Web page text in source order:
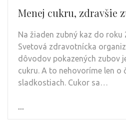
Menej cukru, zdravšie
Na žiaden zubný kaz do roku
Svetová zdravotnícka
dôvodov pokazených zubov
cukru. A to nehovoríme len o
sladkostiach. Cukor sa…
...